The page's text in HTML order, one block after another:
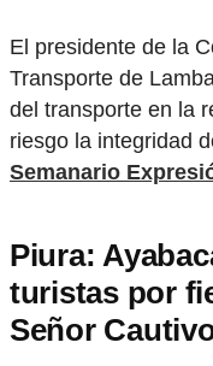
El presidente de la
Transporte de
del transporte en la
riesgo la integridad
Semanario
Piura:
turistas por
Señor